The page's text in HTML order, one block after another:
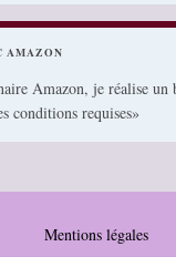
AMAZON
Amazon, je réalise un
conditions requises»
Mentions légales